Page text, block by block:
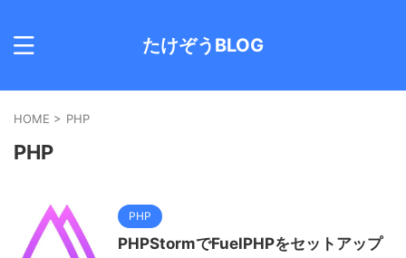
たけぞうBLOG
HOME > PHP
PHP
PHP
PHPStormでFuelPHPをセットアップ